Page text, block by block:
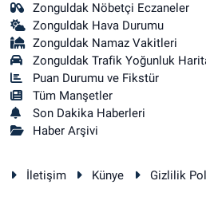
Zonguldak Nöbetçi Eczaneler
Zonguldak Hava Durumu
Zonguldak Namaz Vakitleri
Zonguldak Trafik Yoğunluk
Puan Durumu ve Fikstür
Tüm Manşetler
Son Dakika Haberleri
Haber Arşivi
İletişim Künye Gizlilik